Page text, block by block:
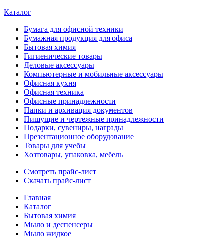
Каталог
Бумага для офисной техники
Бумажная продукция для офиса
Бытовая химия
Гигиенические товары
Деловые аксессуары
Компьютерные и мобильные аксессуары
Офисная кухня
Офисная техника
Офисные принадлежности
Папки и архивация документов
Пишущие и чертежные принадлежности
Подарки, сувениры, награды
Презентационное оборудование
Товары для учебы
Хозтовары, упаковка, мебель
Смотреть прайс-лист
Скачать прайс-лист
Главная
Каталог
Бытовая химия
Мыло и деспенсеры
Мыло жидкое